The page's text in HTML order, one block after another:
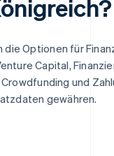
Optionen für
Capital,
und
gewähren.